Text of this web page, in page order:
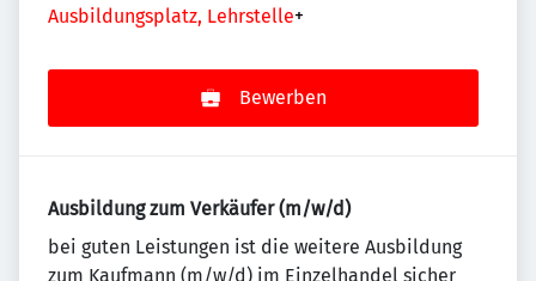
Ausbildungsplatz, Lehrstelle+
Bewerben
Ausbildung zum Verkäufer (m/w/d)
bei guten Leistungen ist die weitere Ausbildung
zum Kaufmann (m/w/d) im Einzelhandel sicher